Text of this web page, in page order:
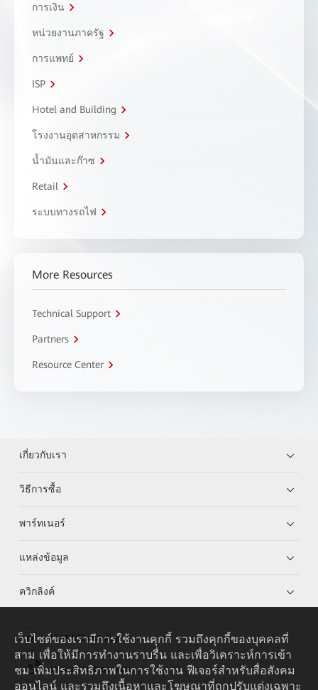
การเงิน
หน่วยงานภาครัฐ
การแพทย์
ISP
Hotel and Building
โรงงานอุตสาหกรรม
น้ำมันและก๊าซ
Retail
ระบบทางรถไฟ
More Resources
Technical Support
Partners
Resource Center
เกี่ยวกับเรา
วิธีการซื้อ
พาร์ทเนอร์
แหล่งข้อมูล
ควิกลิงค์
HUAWEI eKit App
Huawei HiKnow App
เว็บไซต์ของเรามีการใช้งานคุกกี้ รวมถึงคุกกี้ของบุคคลที่
สาม เพื่อให้มีการทำงานราบรื่น และเพื่อวิเคราะห์การเข้า
ชม เพิ่มประสิทธิภาพในการใช้งาน ฟีเจอร์สำหรับสื่อสังคม
ออนไลน์ และรวมถึงเนื้อหาและโฆษณาที่ถูกปรับแต่งเฉพาะ